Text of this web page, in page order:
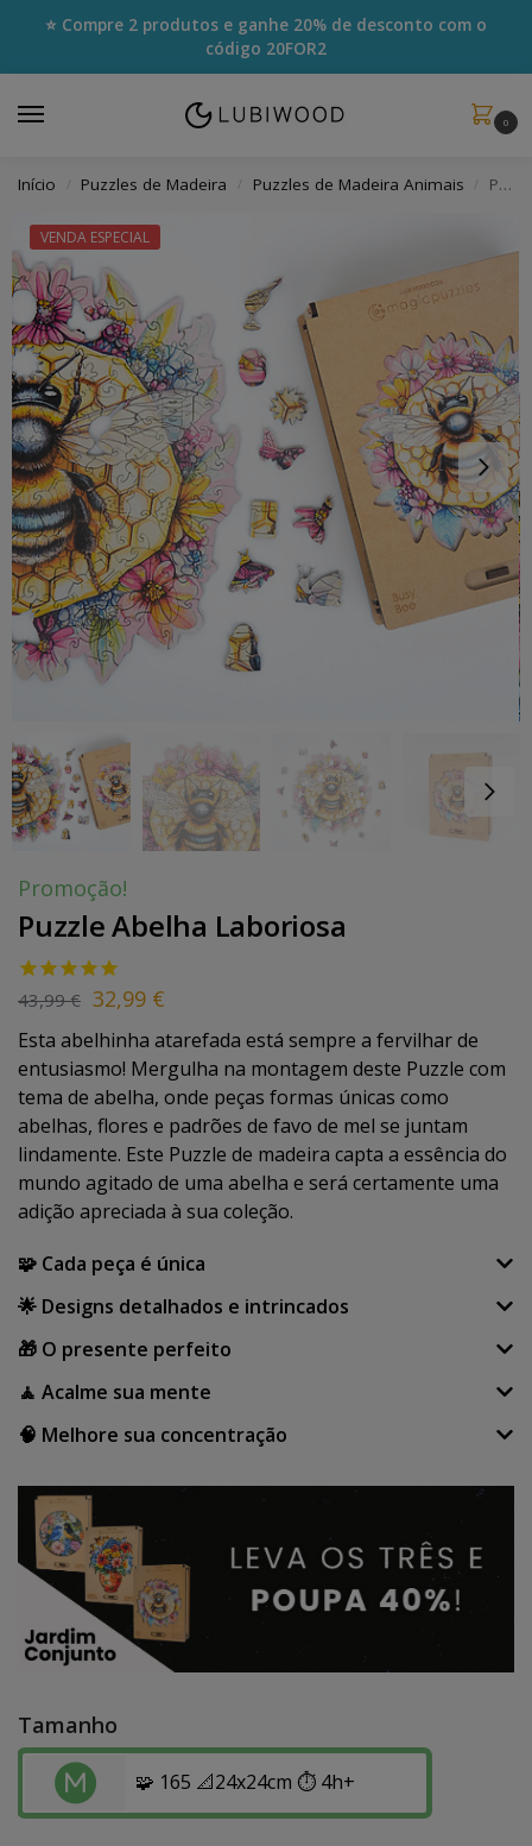
⭐ Compre 2 produtos e ganhe 20% de desconto com o
código 20FOR2
0
Início / Puzzles de Madeira / Puzzles de Madeira Animais / Puzzle Abelha Laboriosa
VENDA ESPECIAL
Promoção!
Puzzle Abelha Laboriosa
43,99€ 32,99 €
Esta abelhinha atarefada está sempre a fervilhar de
entusiasmo! Mergulha na montagem deste Puzzle com
tema de abelha, onde peças formas únicas como
abelhas, flores e padrões de favo de mel se juntam
lindamente. Este Puzzle de madeira capta a essência do
mundo agitado de uma abelha e será certamente uma
adição apreciada à sua coleção.
🧩 Cada peça é única
🌟 Designs detalhados e intrincados
🎁 O presente perfeito
🧘 Acalme sua mente
🧠 Melhore sua concentração
Tamanho
🧩 165 📐24x24cm ⏱️ 4h+